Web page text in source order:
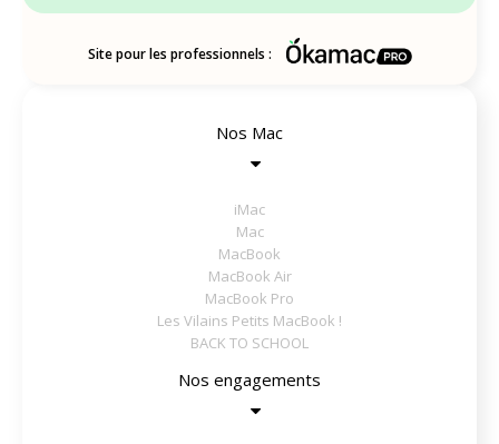
Site pour les professionnels :
Nos Mac
iMac
Mac
MacBook
MacBook Air
MacBook Pro
Les Vilains Petits MacBook !
BACK TO SCHOOL
Nos engagements